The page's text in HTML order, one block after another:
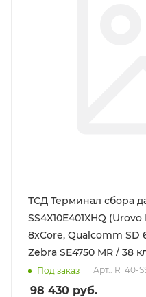
ТСД Терминал сбора
SS4X10E401XHQ
8xCore, Qualcomm SD
Zebra SE4750 MR / 38
Под заказ Арт.: RT40-
98 430 руб.